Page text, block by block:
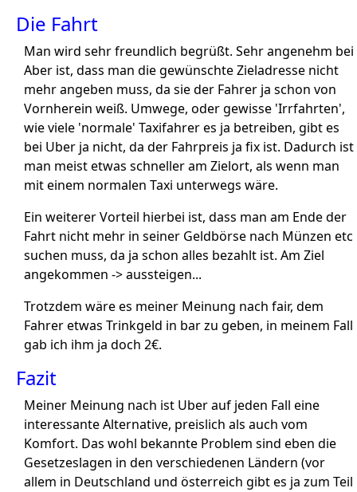
Die Fahrt
Man wird sehr freundlich begrüßt. Sehr angenehm bei
Aber ist, dass man die gewünschte Zieladresse nicht
mehr angeben muss, da sie der Fahrer ja schon von
Vornherein weiß. Umwege, oder gewisse 'Irrfahrten',
wie viele 'normale' Taxifahrer es ja betreiben, gibt es
bei Uber ja nicht, da der Fahrpreis ja fix ist. Dadurch ist
man meist etwas schneller am Zielort, als wenn man
mit einem normalen Taxi unterwegs wäre.
Ein weiterer Vorteil hierbei ist, dass man am Ende der
Fahrt nicht mehr in seiner Geldbörse nach Münzen etc
suchen muss, da ja schon alles bezahlt ist. Am Ziel
angekommen -> aussteigen...
Trotzdem wäre es meiner Meinung nach fair, dem
Fahrer etwas Trinkgeld in bar zu geben, in meinem Fall
gab ich ihm ja doch 2€.
Fazit
Meiner Meinung nach ist Uber auf jeden Fall eine
interessante Alternative, preislich als auch vom
Komfort. Das wohl bekannte Problem sind eben die
Gesetzeslagen in den verschiedenen Ländern (vor
allem in Deutschland und österreich gibt es ja zum Teil